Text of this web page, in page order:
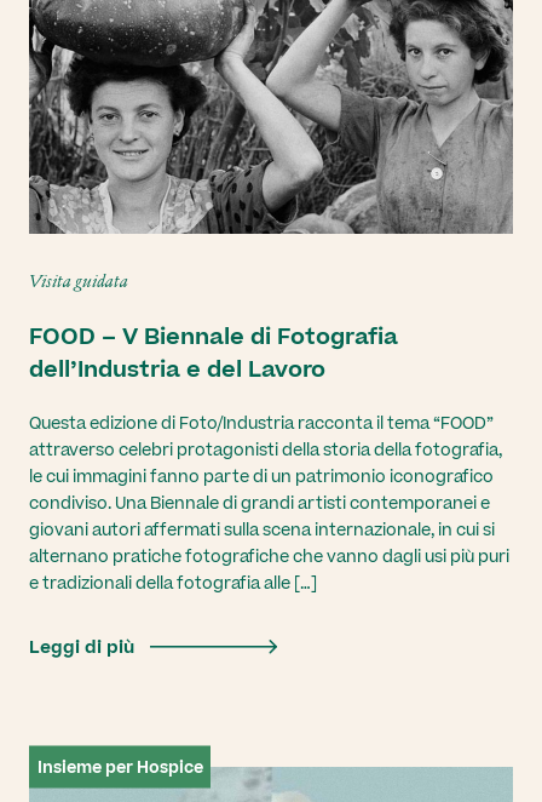
Visita guidata
FOOD – V Biennale di Fotografia
dell’Industria e del Lavoro
Questa edizione di Foto/Industria racconta il tema “FOOD”
attraverso celebri protagonisti della storia della fotografia,
le cui immagini fanno parte di un patrimonio iconografico
condiviso. Una Biennale di grandi artisti contemporanei e
giovani autori affermati sulla scena internazionale, in cui si
alternano pratiche fotografiche che vanno dagli usi più puri
e tradizionali della fotografia alle […]
Leggi di più
Insieme per Hospice